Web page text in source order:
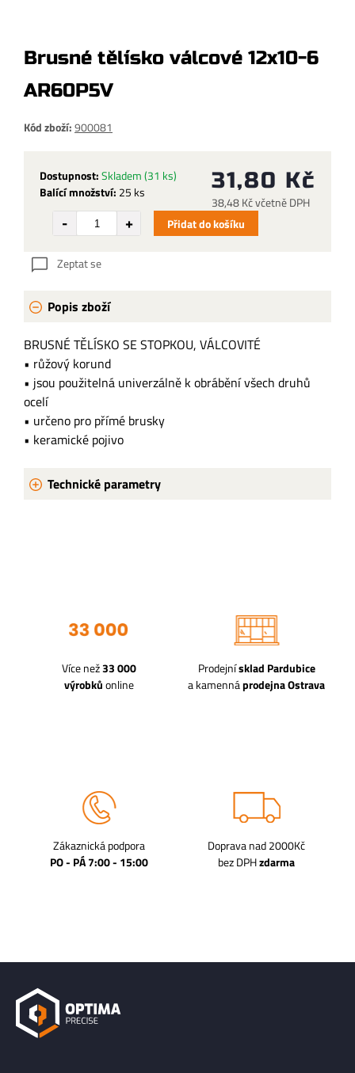
Brusné tělísko válcové 12x10-6
AR60P5V
Kód zboží:900081
Dostupnost:Skladem(31 ks)
Balící množství: 25 ks 31,80 Kč
38,48 Kč včetně DPH
Přidat do košíku
Zeptat se
Popis zboží
BRUSNÉ TĚLÍSKO SE STOPKOU, VÁLCOVITÉ
• růžový korund
• jsou použitelná univerzálně k obrábění všech druhů
ocelí
• určeno pro přímé brusky
• keramické pojivo
Technické parametry
Více než33 000
výrobkůonline
Prodejnísklad Pardubice
a kamennáprodejna Ostrava
Zákaznická podpora
PO - PÁ 7:00 - 15:00
Doprava nad 2000Kč
bez DPHzdarma